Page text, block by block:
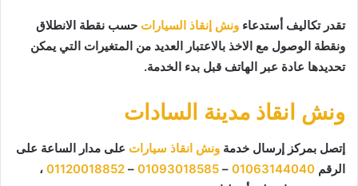
تقدر تكاليف أستدعاء ونش إنقاذ السيارات حسب نقطة الانطلاق
ونقطة الوصول مع الاخذ بالاعتبار العديد من المتغيرات التي يمكن
تحديدها عادة عبر الهاتف قبل بدء الخدمة.
ونش انقاذ مدينة السادات
إتصل بمركز إرسال خدمة ونش انقاذ سيارات على مدار الساعة على
الرقم 01063144040
–
01093018585
–
01120018852 ،